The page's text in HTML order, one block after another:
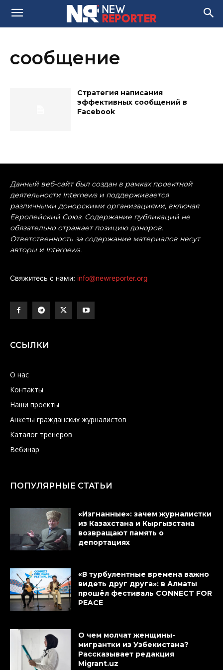
сообщение
Стратегия написания
эффективных сообщений в
Facebook
Данный веб-сайт был создан в рамках проектной
деятельности Internews и поддерживается
различными донорскими организациями, включая
Европейский Союз. Содержание публикаций не
обязательно отражает позицию доноров.
Ответственность за содержание материалов несут
авторы и Internews.
Свяжитесь с нами: info@newreporter.org
ССЫЛКИ
О нас
Контакты
Наши проекты
Анкеты гражданских журналистов
Каталог тренеров
Вебинар
ПОПУЛЯРНЫЕ СТАТЬИ
«Изгнанные»: зачем журналистки
из Казахстана и Кыргызстана
возвращают память о
депортациях
«В турбулентные времена важно
видеть друг друга»: в Алматы
прошёл фестиваль CONNECT FOR
PEACE
О чем молчат женщины-
мигрантки из Узбекистана?
Рассказывает редакция
Migrant.uz